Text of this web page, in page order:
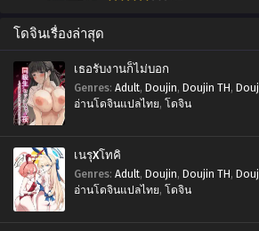
โดจินเรื่องล่าสุด
เธอรับงานก็ไม่บอก
Genres: Adult, Doujin, Doujin TH ,
อ่านโดจินแปลไทย, โดจิน
เนรุXโทคิ
Genres: Adult, Doujin, Doujin TH ,
อ่านโดจินแปลไทย, โดจิน